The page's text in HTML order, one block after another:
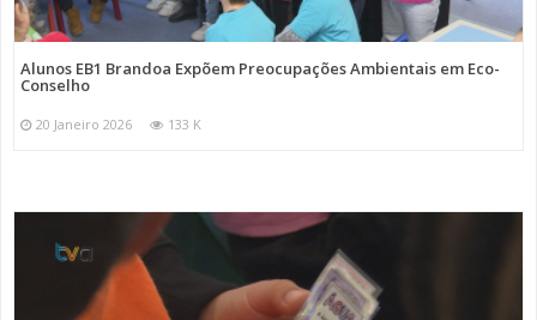
Alunos EB1 Brandoa Expõem Preocupações Ambientais em Eco-
Conselho
20 Janeiro 2026 133 K